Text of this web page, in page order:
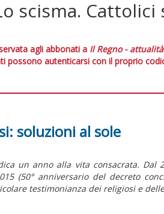
scisma. Cattolici
agli abbonati a Il Regno -
possono autenticarsi con il proprio
soluzioni al sole
un anno alla vita consacrata. Dal
(50° anniversario del decreto
testimonianza dei religiosi e